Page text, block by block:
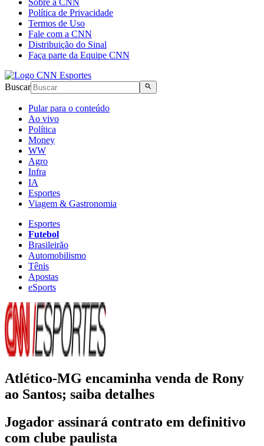
Política de Privacidade
Termos de Uso
Fale com a CNN
Distribuição do Sinal
Faça parte da Equipe CNN
Buscar
Pular para o conteúdo
Ao vivo
Política
Money
WW
Agro
Infra
IA
Esportes
Viagem & Gastronomia
Esportes
Futebol
Brasileirão
Automobilismo
Tênis
Apostas
eSports
Atlético-MG encaminha venda de Rony
ao Santos; saiba detalhes
Jogador assinará contrato em definitivo
com clube paulista